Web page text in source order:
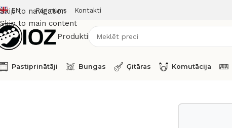
Skip to navigation
Skip to main content
EN Par mums Kontakti
Produkti
Pastiprinātāji Bungas Ģitāras Komutācija